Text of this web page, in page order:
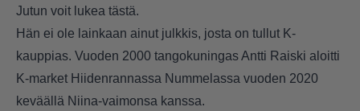
Jutun voit lukea tästä.
Hän ei ole lainkaan ainut julkkis, josta on tullut K-
kauppias. Vuoden 2000 tangokuningas Antti Raiski aloitti
K-market Hiidenrannassa Nummelassa vuoden 2020
keväällä Niina-vaimonsa kanssa.